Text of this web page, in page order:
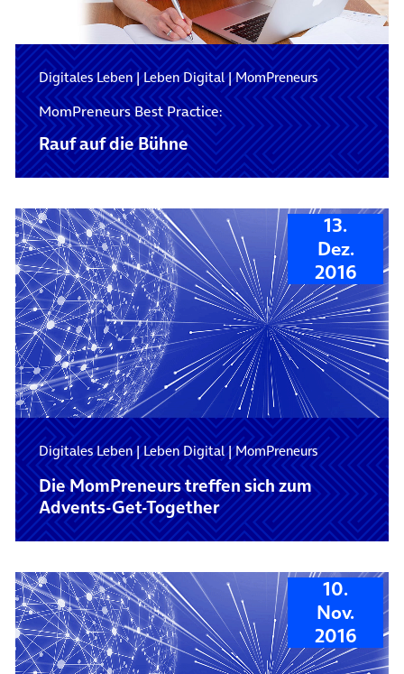
Digitales Leben|Leben Digital|MomPreneurs
MomPreneurs Best Practice:
Rauf auf die Bühne
13.
Dez.
2016
Digitales Leben|Leben Digital|MomPreneurs
Die MomPreneurs treffen sich zum
Advents-Get-Together
10.
Nov.
2016